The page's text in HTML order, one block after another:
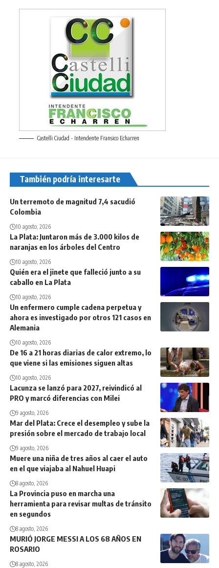
Castelli Ciudad - Intendente Fransico Echarren
También podría interesarte
Un terremoto de magnitud 7,4 sacudió
Colombia
10 agosto, 2026
La Plata: Juntaron más de 3.000 kilos de
naranjas en los árboles del Centro
10 agosto, 2026
Quién era el jinete que falleció junto a su
caballo en La Plata
10 agosto, 2026
Un enfermero cumple cadena perpetua y
ahora es investigado por otros 121 casos en
Alemania
10 agosto, 2026
De 16 a 21 horas diarias de calor extremo, lo
que viene si las emisiones siguen altas
10 agosto, 2026
Lacunza se lanzó para 2027, reivindicó al
PRO y marcó diferencias con Milei
9 agosto, 2026
Mar del Plata: Crece el desempleo y sube la
presión sobre el mercado de trabajo local
9 agosto, 2026
Muere una niña de tres años al caer el auto
en el que viajaba al Nahuel Huapi
8 agosto, 2026
La Provincia puso en marcha una
herramienta para revisar multas de tránsito
en segundos
8 agosto, 2026
MURIÓ JORGE MESSI A LOS 68 AÑOS EN
ROSARIO
8 agosto, 2026